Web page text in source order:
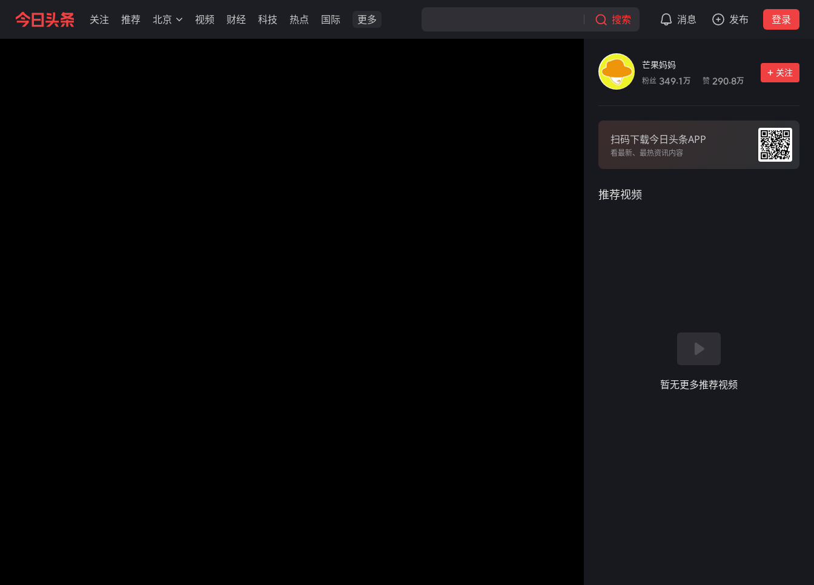
关注 推荐 北京 视频 财经 科技 热点 国际 更多 搜索 消息 发布 登录
芒果妈妈
粉丝 349.1万 赞 290.8万
关注
扫码下载今日头条APP
看最新、最热资讯内容
推荐视频
暂无更多推荐视频